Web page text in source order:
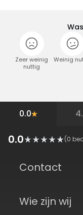
Zeer weinig
nuttig
Weinig
0.0
0.0 (0
Contact
Wie zijn wij